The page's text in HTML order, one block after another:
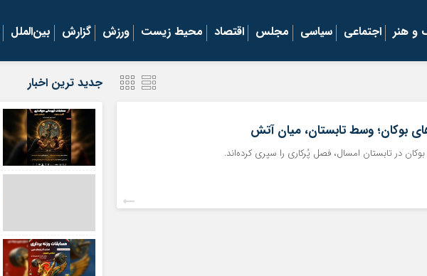
و هنر اجتماعی سیاسی مجلس اقتصاد محیط زیست ورزش گزارش بین‌الملل
بوکان؛ وسط تابستان، میان آتش
در تابستان امسال، فصل پُرکاری را سپری کرده‌اند.
جدید ترین اخبار